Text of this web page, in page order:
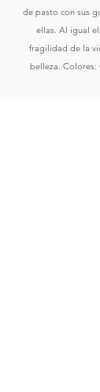
de pasto con sus
ellas. Al igual
fragilidad de la
belleza. Colores: